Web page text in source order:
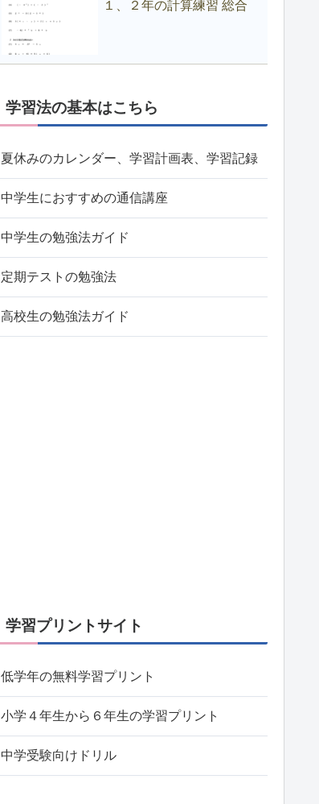
１、２年の計算練習 総合
学習法の基本はこちら
夏休みのカレンダー、学習計画表、学習記録
中学生におすすめの通信講座
中学生の勉強法ガイド
定期テストの勉強法
高校生の勉強法ガイド
学習プリントサイト
低学年の無料学習プリント
小学４年生から６年生の学習プリント
中学受験向けドリル